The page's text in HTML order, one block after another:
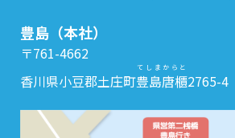
豊島（本社）
〒761-4662
香川県小豆郡土庄町豊島唐櫃
てしまからと
2765-4